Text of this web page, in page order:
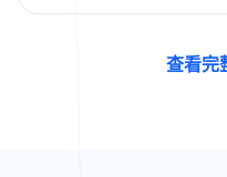
查看完